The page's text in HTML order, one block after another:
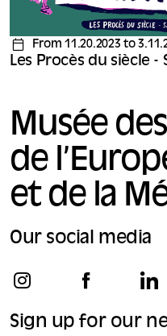
From 11.20.2023 to
Les Procès du siècle
Musée
de
et de la
Our social media
Sign up for our